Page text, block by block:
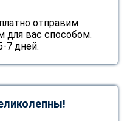
отправим
вас способом.
7 дней.